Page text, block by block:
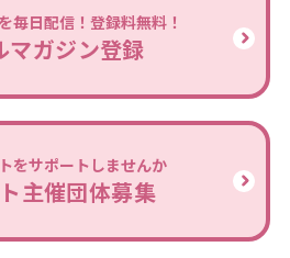
毎日配信！登録料無料！
マガジン登録
をサポートしませんか
主催団体募集